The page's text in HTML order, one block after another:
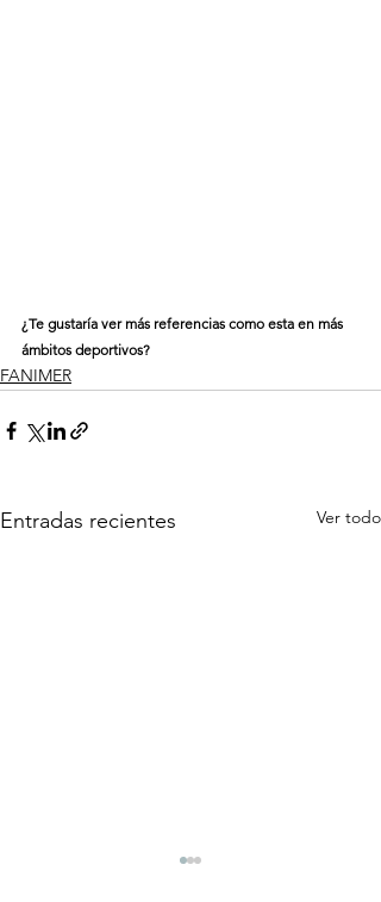
¿Te gustaría ver más referencias como esta en más
ámbitos deportivos?
FANIMER
Entradas recientes Ver todo